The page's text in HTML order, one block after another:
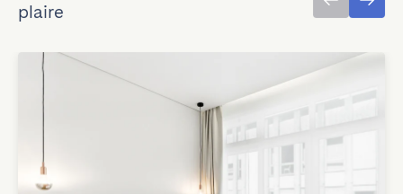
plaire